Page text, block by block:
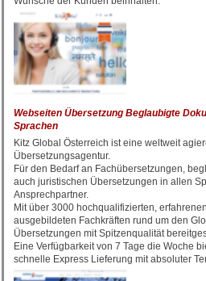
Webseiten Übersetzung Beglaubigte
Sprachen
Kitz Global Österreich ist eine weltweit
Übersetzungsagentur.
Für den Bedarf an Fachübersetzungen,
auch juristischen Übersetzungen in allen
Ansprechpartner.
Mit über 3000 hochqualifizierten,
ausgebildeten Fachkräften rund um den
Übersetzungen mit Spitzenqualität
Eine Verfügbarkeit von 7 Tage die Woche
schnelle Express Lieferung mit absoluter